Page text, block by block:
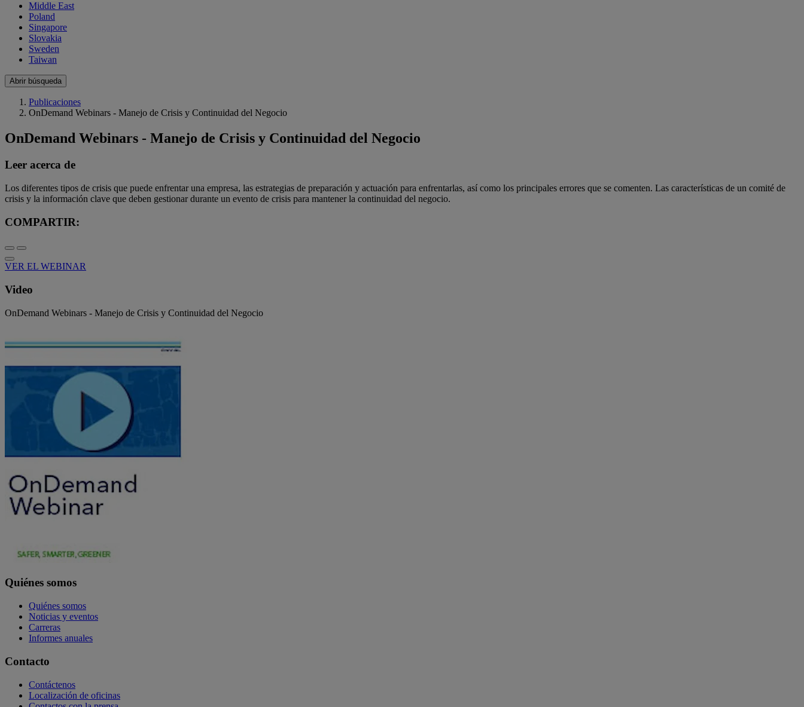
Middle East
Poland
Singapore
Slovakia
Sweden
Taiwan
Abrir búsqueda
Publicaciones
OnDemand Webinars - Manejo de Crisis y Continuidad del Negocio
OnDemand Webinars - Manejo de Crisis y Continuidad del Negocio
Leer acerca de
Los diferentes tipos de crisis que puede enfrentar una empresa, las estrategias de preparación y actuación para enfrentarlas, así como los principales errores que se comenten. Las características de un comité de
crisis y la información clave que deben gestionar durante un evento de crisis para mantener la continuidad del negocio.
COMPARTIR:
VER EL WEBINAR
Video
OnDemand Webinars - Manejo de Crisis y Continuidad del Negocio
Quiénes somos
Quiénes somos
Noticias y eventos
Carreras
Informes anuales
Contacto
Contáctenos
Localización de oficinas